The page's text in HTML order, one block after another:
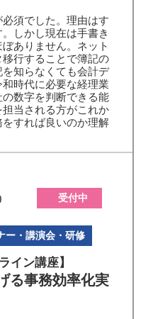
須でした。理由はす
しかし現在は手書き
ありません。ネット
行することで簿記の
知らなくても会計デ
時代に必要な経理業
数字を判断できる能
当される方がこれか
すれば良いのか理解
受付中
ー・講演会・研修
イン講座】
る事務効率化実